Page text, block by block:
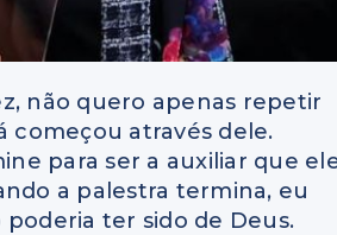
não quero apenas repetir
começou através dele.
para ser a auxiliar que
a palestra termina, eu
ter sido de Deus.